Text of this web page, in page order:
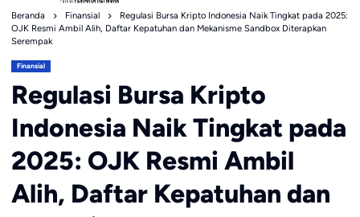
Beranda Finansial
Regulasi Bursa Kripto Indonesia Naik Tingkat pada 2025:
OJK Resmi Ambil Alih, Daftar Kepatuhan dan Mekanisme Sandbox Diterapkan
Serempak
Finansial
Regulasi Bursa Kripto
Indonesia Naik Tingkat pada
2025: OJK Resmi Ambil
Alih, Daftar Kepatuhan dan